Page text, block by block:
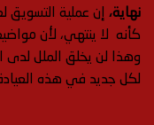
نهاية، إن عملية التسويق
كأنه لا ينتهي، لأن
وهذا لن يخلق الملل
لكل جديد في هذه